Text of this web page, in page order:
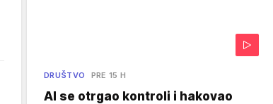
DRUŠTVO PRE 15 H
AI se otrgao kontroli i hakovao